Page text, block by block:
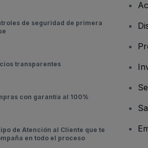
de seguridad de primera
transparentes
con garantía al 100%
de Atención al Cliente que te
en todo el proceso